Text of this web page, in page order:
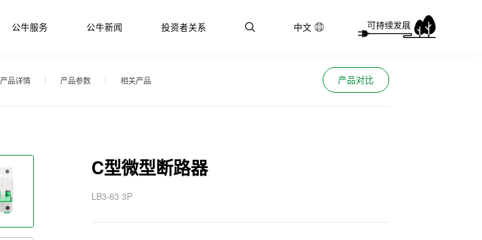
公牛服务 公牛新闻 投资者关系 中文
产品详情 产品参数 相关产品 产品对比
C型微型断路器
LB3-63 3P